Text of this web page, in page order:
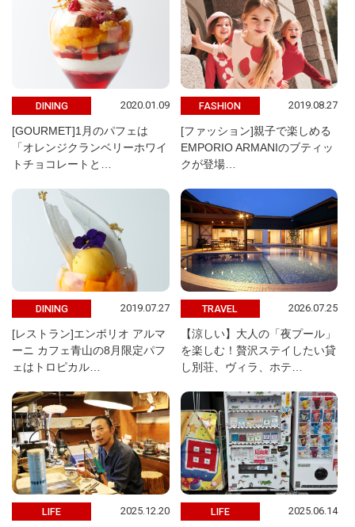
DINING 2020.01.09
[GOURMET]1月のパフェは
「オレンジクランベリーホワイ
トチョコレートと…
FASHION 2019.08.27
[ファッション]親子で楽しめる
EMPORIO ARMANIのブティッ
クが登場…
DINING 2019.07.27
[レストラン]エンポリオ アルマ
ーニ カフェ青山の8月限定パフ
ェはトロピカル…
TRAVEL 2026.07.25
【涼しい】大人の「夜プール」
を楽しむ！贅沢ステイしたい貸
し別荘、ヴィラ、ホテ…
LIFE 2025.12.20 LIFE 2025.06.14